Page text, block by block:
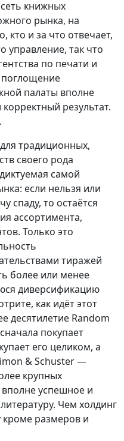
книжных
рынка, на
кто и за что отвечает,
управление, так что
по печати и
палаты вполне
результат.
традиционных,
своего рода
самой
если нельзя или
спаду, то остаётся
ассортимента,
Только это
тиражей
более или менее
диверсификацию
как идёт этот
десятилетие Random
покупает
его целиком, а
& Schuster —
крупных
вполне успешное и
Чем холдинг
размеров и